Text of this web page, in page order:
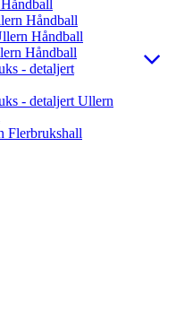
Håndball
Håndball
Håndball
- detaljert
- detaljert Ullern
Flerbrukshall